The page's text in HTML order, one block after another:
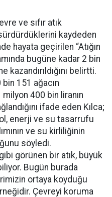
ve sıfır atık
sürdürdüklerini kaydeden
hayata geçirilen “Atığın
bugüne kadar 2 bin
kazandırıldığını belirtti.
151 ağacın
400 bin liranın
ifade eden Kılca;
enerji ve su tasarrufu
ve su kirliliğinin
söyledi.
görünen bir atık, büyük
Bugün burada
ortaya koyduğu
Çevreyi koruma